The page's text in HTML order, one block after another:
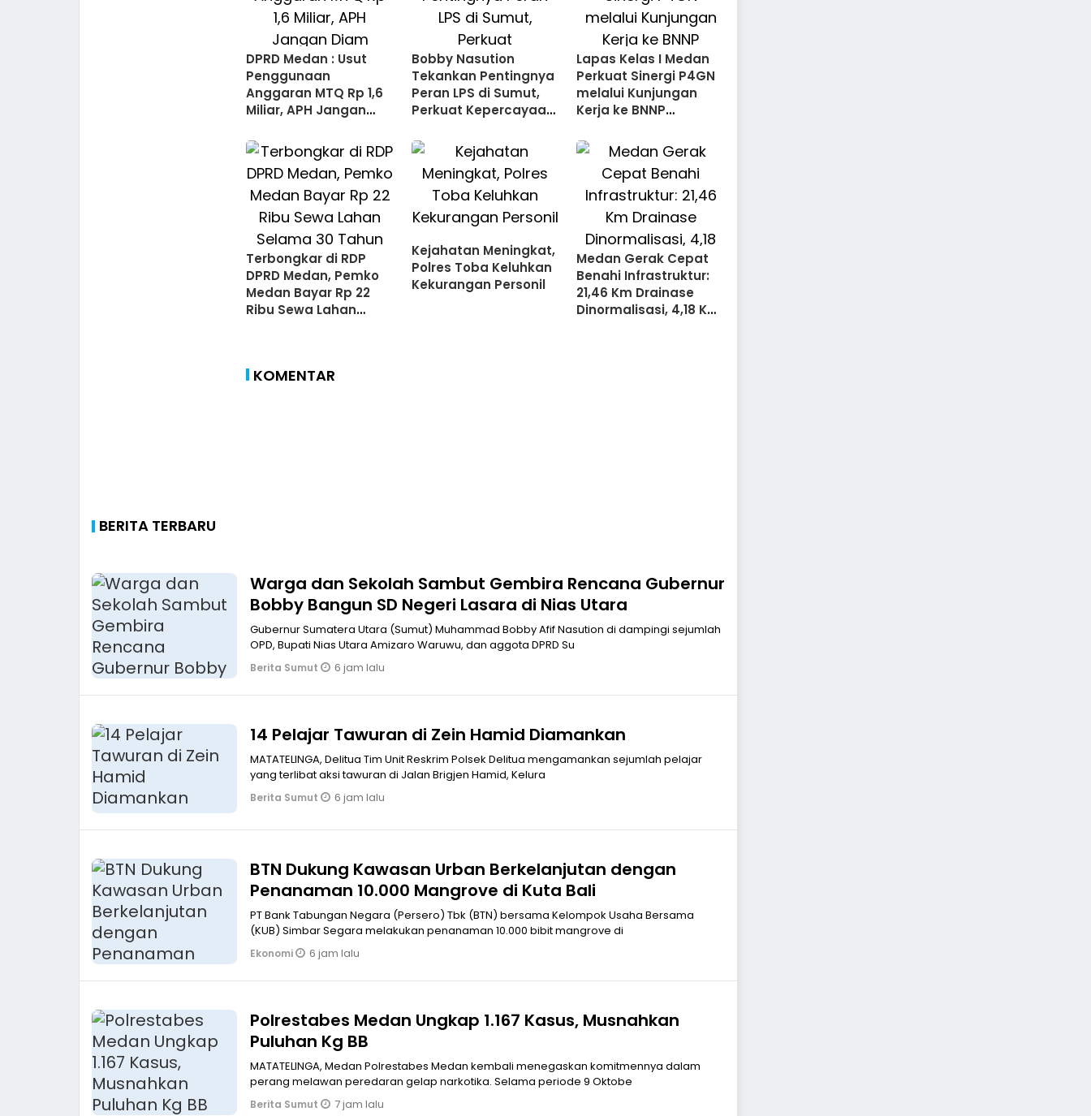
DPRD Medan : Usut
Penggunaan
Anggaran MTQ Rp 1,6
Miliar, APH Jangan
Bobby Nasution
Tekankan Pentingnya
Peran LPS di Sumut,
Perkuat Kepercayaan
Stabilitas Perbankan
Lapas Kelas I Medan
Perkuat Sinergi P4GN
melalui Kunjungan
Kerja ke BNNP
Terbongkar di RDP
DPRD Medan, Pemko
Medan Bayar Rp 22
Ribu Sewa Lahan
Kejahatan Meningkat,
Polres Toba Keluhkan
Kekurangan Personil
Medan Gerak Cepat
Benahi Infrastruktur:
21,46 Km Drainase
Dinormalisasi, 4,18 Km
KOMENTAR
BERITA TERBARU
Warga dan Sekolah Sambut Gembira Rencana Gubernur
Bobby Bangun SD Negeri Lasara di Nias Utara
Gubernur Sumatera Utara (Sumut) Muhammad Bobby Afif Nasution di dampingi sejumlah
OPD, Bupati Nias Utara Amizaro Waruwu, dan aggota DPRD Su
Berita Sumut 6 jam lalu
14 Pelajar Tawuran di Zein Hamid Diamankan
MATATELINGA, Delitua Tim Unit Reskrim Polsek Delitua mengamankan sejumlah pelajar
yang terlibat aksi tawuran di Jalan Brigjen Hamid, Kelura
Berita Sumut 6 jam lalu
BTN Dukung Kawasan Urban Berkelanjutan dengan
Penanaman 10.000 Mangrove di Kuta Bali
PT Bank Tabungan Negara (Persero) Tbk (BTN) bersama Kelompok Usaha Bersama
(KUB) Simbar Segara melakukan penanaman 10.000 bibit mangrove di
Ekonomi 6 jam lalu
Polrestabes Medan Ungkap 1.167 Kasus, Musnahkan
Puluhan Kg BB
MATATELINGA, Medan Polrestabes Medan kembali menegaskan komitmennya dalam
perang melawan peredaran gelap narkotika. Selama periode 9 Oktobe
Berita Sumut 7 jam lalu